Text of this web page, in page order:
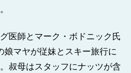
医師とマーク・ボドニック氏
娘マヤが従妹とスキー旅行に
叔母はスタッフにナッツが含